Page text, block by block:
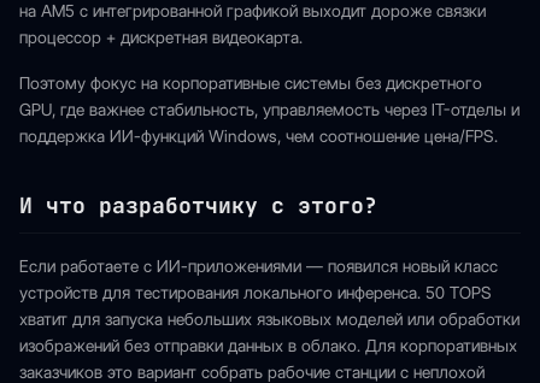
на AM5 с интегрированной графикой выходит дороже связки
процессор + дискретная видеокарта.
Поэтому фокус на корпоративные системы без дискретного
GPU, где важнее стабильность, управляемость через IT-отделы и
поддержка ИИ-функций Windows, чем соотношение цена/FPS.
И что разработчику с этого?
Если работаете с ИИ-приложениями — появился новый класс
устройств для тестирования локального инференса. 50 TOPS
хватит для запуска небольших языковых моделей или обработки
изображений без отправки данных в облако. Для корпоративных
заказчиков это вариант собрать рабочие станции с неплохой